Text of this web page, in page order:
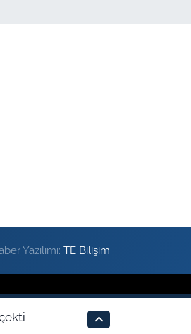
Yazılımı:TE Bilişim